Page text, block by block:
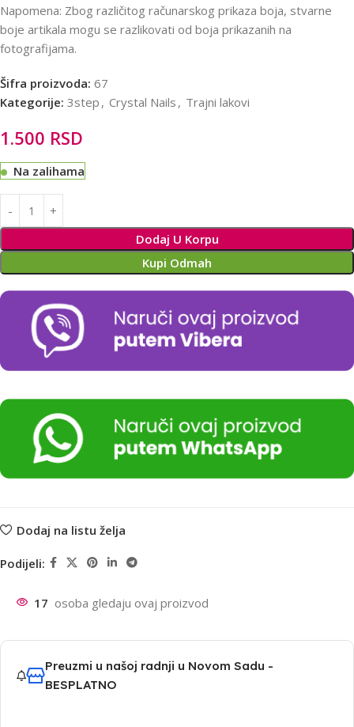
Napomena: Zbog različitog računarskog prikaza boja, stvarne
boje artikala mogu se razlikovati od boja prikazanih na
fotografijama.
Šifra proizvoda: 67
Kategorije: 3step , Crystal Nails , Trajni lakovi
1.500 RSD
Na zalihama
Dodaj U Korpu
Kupi Odmah
Alternative:
Dodaj na listu želja
Podijeli:
17 osoba gledaju ovaj proizvod
Preuzmi u našoj radnji u Novom Sadu -
BESPLATNO